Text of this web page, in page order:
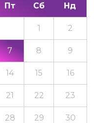
Пт Сб Нд
1 2
7 8 9
14 15 16
21 22 23
28 29 30